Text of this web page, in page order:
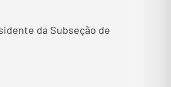
da Subseção de